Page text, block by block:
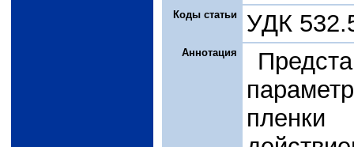
Коды статьи УДК
Аннотация